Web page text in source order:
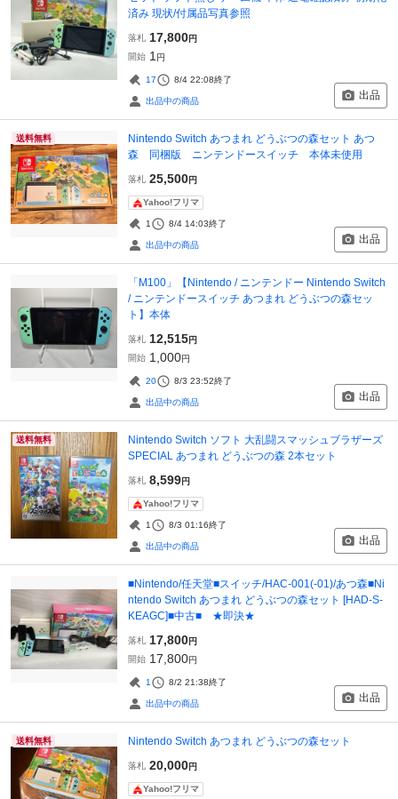
済み 現状/付属品写真参照
落札 17,800円
開始 1 円
17 8/4 22:08終了
出品中の商品 出品
送料無料
Nintendo Switch あつまれ どうぶつの森セット あつ
森 同梱版 ニンテンドースイッチ 本体未使用
落札 25,500円
Yahoo!フリマ
1 8/4 14:03終了
出品中の商品 出品
「M100」【Nintendo / ニンテンドー Nintendo Switch
/ ニンテンドースイッチ あつまれ どうぶつの森セッ
ト】本体
落札 12,515円
開始 1,000円
20 8/3 23:52終了
出品中の商品 出品
送料無料
Nintendo Switch ソフト 大乱闘スマッシュブラザーズ
SPECIAL あつまれ どうぶつの森 2本セット
落札 8,599円
Yahoo!フリマ
1 8/3 01:16終了
出品中の商品 出品
■Nintendo/任天堂■スイッチ/HAC-001(-01)/あつ森■Ni
ntendo Switch あつまれ どうぶつの森セット [HAD-S-
KEAGC]■中古■ ★即決★
落札 17,800円
開始 17,800円
1 8/2 21:38終了
出品中の商品 出品
送料無料 Nintendo Switch あつまれ どうぶつの森セット
落札 20,000円
Yahoo!フリマ